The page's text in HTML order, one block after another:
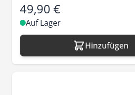
49,90 €
Auf Lager
Hinzufügen